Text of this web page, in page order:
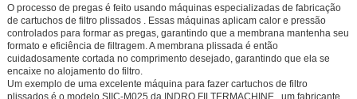
O processo de pregas é feito usando máquinas especializadas de fabricação
de cartuchos de filtro plissados. Essas máquinas aplicam calor e pressão
controlados para formar as pregas, garantindo que a membrana mantenha seu
formato e eficiência de filtragem. A membrana plissada é então
cuidadosamente cortada no comprimento desejado, garantindo que ela se
encaixe no alojamento do filtro.
Um exemplo de uma excelente máquina para fazer cartuchos de filtro
plissados é o modelo SIIC-M025 da INDRO FILTERMACHINE, um fabricante